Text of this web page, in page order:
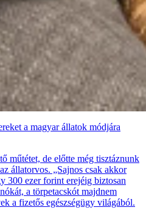
a magyar állatok módjára
műtétet, de előtte még tisztáznunk
állatorvos. „Sajnos csak akkor
300 ezer forint erejéig biztosan
a törpetacskót majdnem
a fizetős egészségügy világából.